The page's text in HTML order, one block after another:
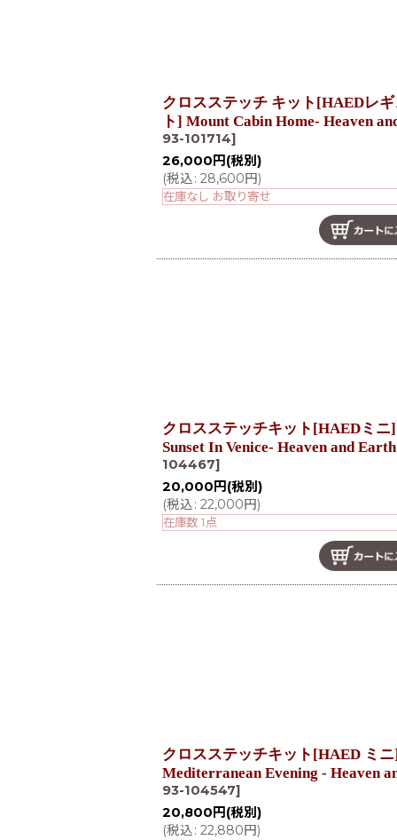
クロスステッチ キット[HAEDレ
ト] Mount Cabin Home- Heaven
93-101714]
26,000 円 (税別)
(税込: 28,600円)
在庫なし お取り寄せ
クロスステッチキット[HAEDミ
Sunset In Venice- Heaven and
104467]
20,000 円 (税別)
(税込: 22,000円)
在庫数 1点
クロスステッチキット[HAED ミ
Mediterranean Evening - Heaven
93-104547]
20,800 円 (税別)
(税込: 22,880円)